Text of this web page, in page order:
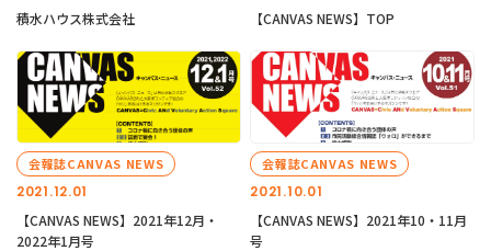
積水ハウス株式会社 【CANVAS NEWS】TOP
2021.12.01
会報誌CANVAS NEWS
【CANVAS NEWS】2021年12月・
2022年1月号
2021.10.01
会報誌CANVAS NEWS
【CANVAS NEWS】2021年10・11月
号